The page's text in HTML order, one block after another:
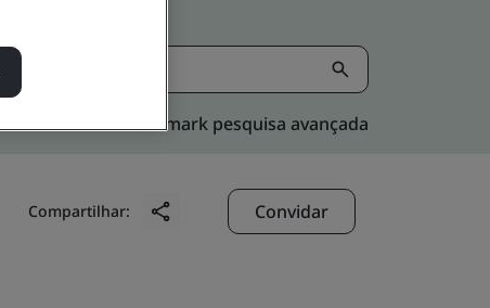
Kitemark pesquisa avançada
Compartilhar: Convidar